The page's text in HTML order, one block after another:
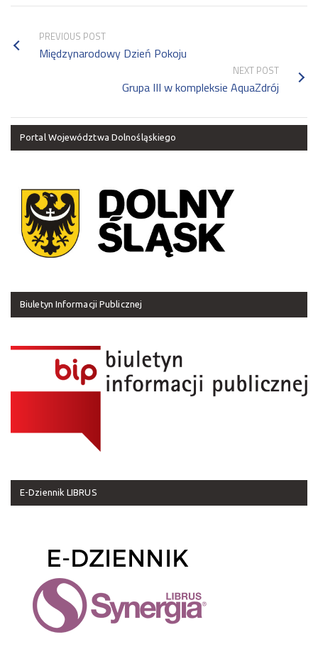
PREVIOUS POST
Międzynarodowy Dzień Pokoju
NEXT POST
Grupa III w kompleksie AquaZdrój
Portal Województwa Dolnośląskiego
Biuletyn Informacji Publicznej
E-Dziennik LIBRUS